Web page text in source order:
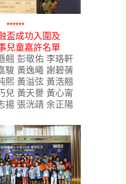
******
盃成功入圍及
兒童嘉許名單
翹 彭敬佑 李珞軒
駿 黃逸曦 謝碧蒨
熙 黃溢弦 黃浩翹
兒 黃天譽 黃心甯
揚 張洸靕 余正陽